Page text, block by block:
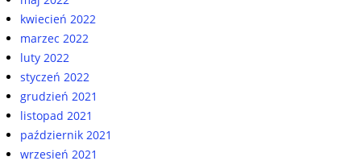
kwiecień 2022
marzec 2022
luty 2022
styczeń 2022
grudzień 2021
listopad 2021
październik 2021
wrzesień 2021